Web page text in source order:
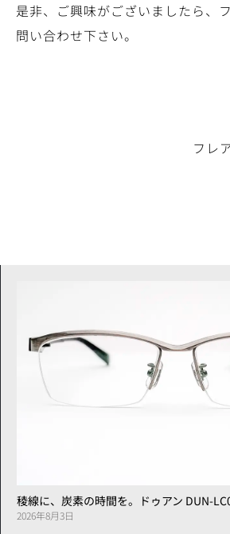
是非、ご興味がございましたら、
問い合わせ下さい。
フレ
稜線に、炭素の時間を。ドゥアン DUN-
2026年8月3日